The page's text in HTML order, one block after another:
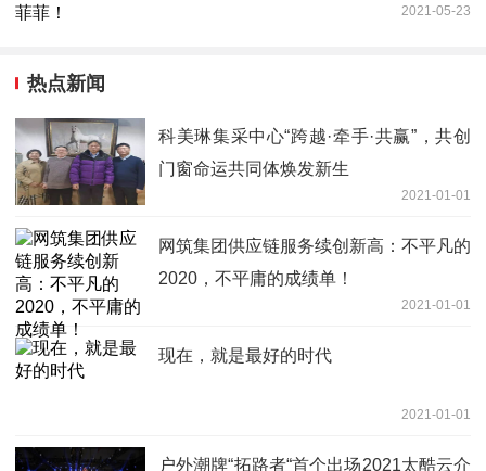
2021-05-23
热点新闻
科美琳集采中心“跨越·牵手·共赢”，共创
门窗命运共同体焕发新生
2021-01-01
网筑集团供应链服务续创新高：不平凡的
2020，不平庸的成绩单！
2021-01-01
现在，就是最好的时代
2021-01-01
户外潮牌“拓路者“首个出场2021太酷云介